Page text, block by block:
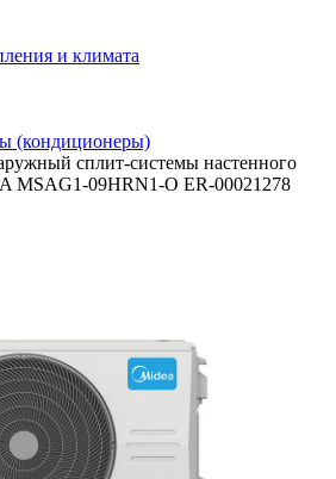
и климата
(кондиционеры)
сплит-системы настенного
MSAG1-09HRN1-O ER-00021278